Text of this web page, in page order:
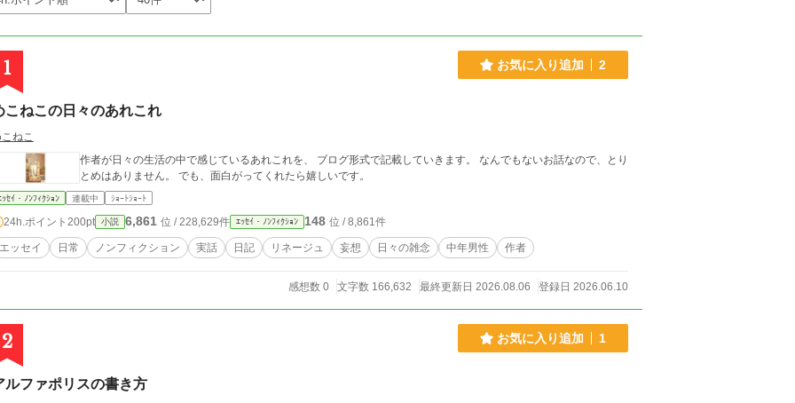
1 お気に入り追加 2
こねこの日々のあれこれ
ねこ
作者が日々の生活の中で感じているあれこれを、 ブログ形式で記載していきます。 なんでもないお話なので、とり
とめはありません。 でも、面白がってくれたら嬉しいです。
ｯｾｲ・ﾉﾝﾌｨｸｼｮﾝ 連載中 ｼｮｰﾄｼｮｰﾄ
24h.ポイント 200pt 小説 6,861 位 / 228,629件 ｴｯｾｲ・ﾉﾝﾌｨｸｼｮﾝ 148 位 / 8,861件
エッセイ 日常 ノンフィクション 実話 日記 リネージュ 妄想 日々の雑念 中年男性 作者
感想数 0 文字数 166,632 最終更新日 2026.08.06 登録日 2026.06.10
2 お気に入り追加 1
ルファポリスの書き方